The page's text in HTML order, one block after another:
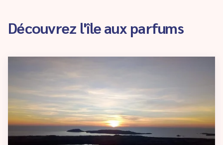
Découvrez l'île aux parfums